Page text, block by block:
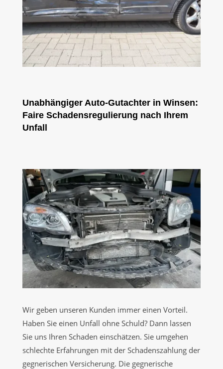
Unabhängiger Auto-Gutachter in Winsen:
Faire Schadensregulierung nach Ihrem
Unfall
Wir geben unseren Kunden immer einen Vorteil.
Haben Sie einen Unfall ohne Schuld? Dann lassen
Sie uns Ihren Schaden einschätzen. Sie umgehen
schlechte Erfahrungen mit der Schadenszahlung der
gegnerischen Versicherung. Die gegnerische